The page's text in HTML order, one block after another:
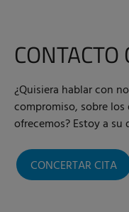
CONTACTO
¿Quisiera hablar con
compromiso, sobre
ofrecemos? Estoy a
CONCERTAR CITA